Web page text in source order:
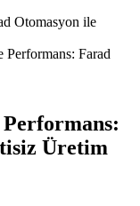
Otomasyon ile
Farad
Üretim